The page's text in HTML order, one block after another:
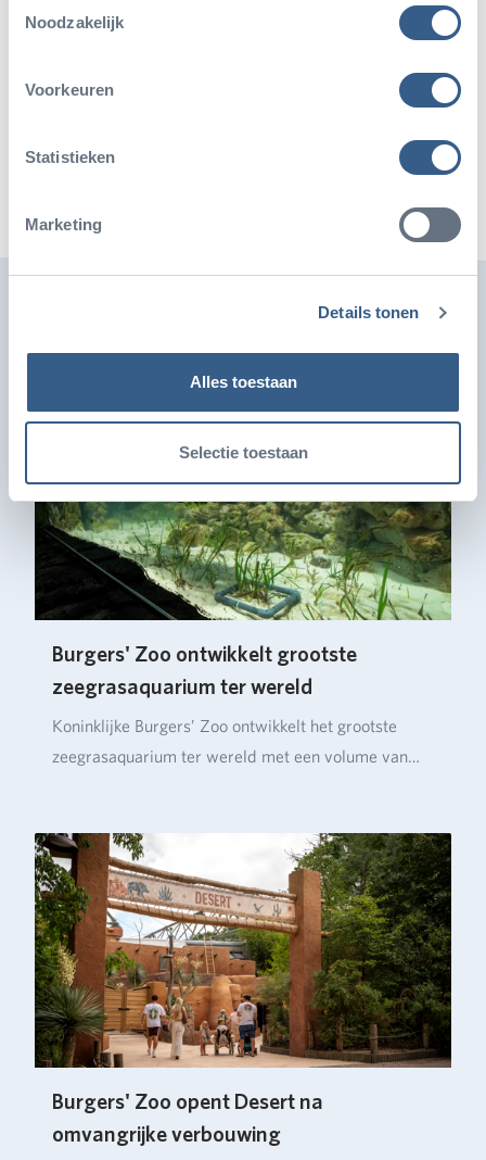
Noodzakelijk
Voorkeuren
Statistieken
Marketing
Details tonen
Alles toestaan
Selectie toestaan
Burgers' Zoo ontwikkelt grootste
zeegrasaquarium ter wereld
Koninklijke Burgers’ Zoo ontwikkelt het grootste
zeegrasaquarium ter wereld met een volume van
Burgers' Zoo opent Desert na
omvangrijke verbouwing